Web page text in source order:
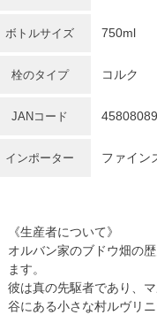
ボトルサイズ 750ml
栓のタイプ コルク
JANコード
インポーター ファイン
《生産者について》
オルバン家のブドウ畑の
ます。
彼は真の先駆者であり、
谷にある小さな村ルヴリ